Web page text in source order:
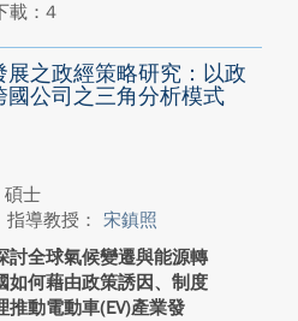
載：4
之政經策略研究：以政
公司之三角分析模式
士
指導教授： 宋鎮照
討全球氣候變遷與能源轉
如何藉由政策誘因、制度
推動電動車(EV)產業發